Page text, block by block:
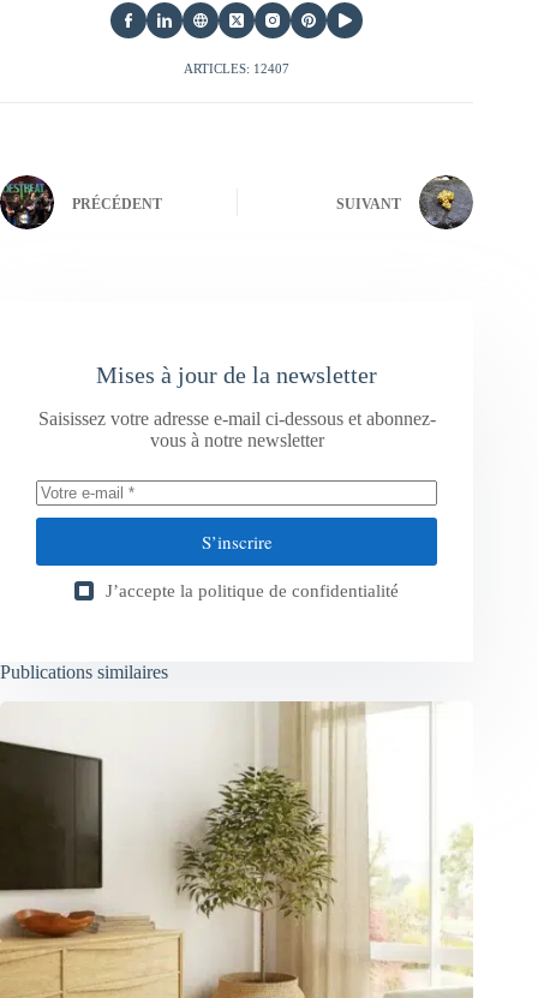
ARTICLES: 12407
PRÉCÉDENT SUIVANT
Mises à jour de la newsletter
Saisissez votre adresse e-mail ci-dessous et abonnez-
vous à notre newsletter
S’inscrire
J’accepte la politique de confidentialité
Publications similaires